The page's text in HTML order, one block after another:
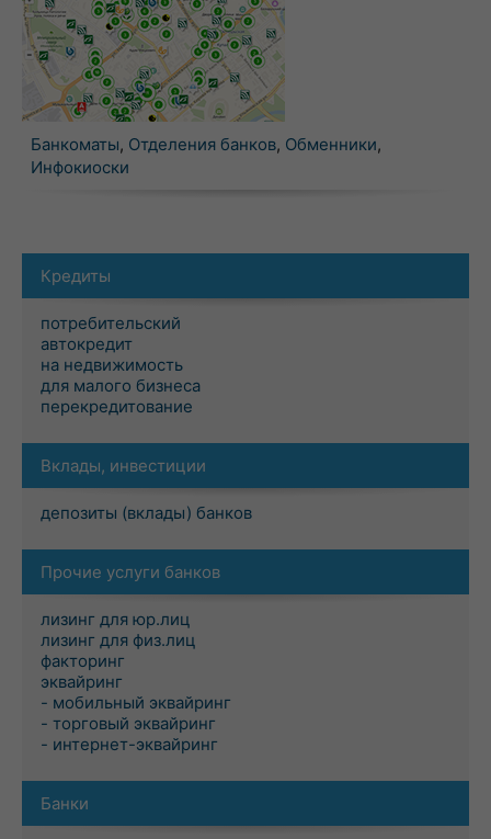
Банкоматы, Отделения банков, Обменники,
Инфокиоски
Кредиты
потребительский
автокредит
на недвижимость
для малого бизнеса
перекредитование
Вклады, инвестиции
депозиты (вклады) банков
Прочие услуги банков
лизинг для юр.лиц
лизинг для физ.лиц
факторинг
эквайринг
- мобильный эквайринг
- торговый эквайринг
- интернет-эквайринг
Банки